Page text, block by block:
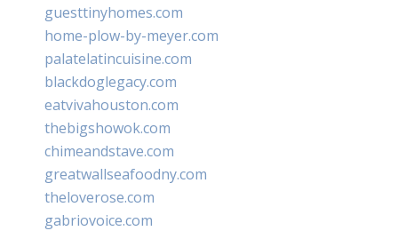
guesttinyhomes.com
home-plow-by-meyer.com
palatelatincuisine.com
blackdoglegacy.com
eatvivahouston.com
thebigshowok.com
chimeandstave.com
greatwallseafoodny.com
theloverose.com
gabriovoice.com